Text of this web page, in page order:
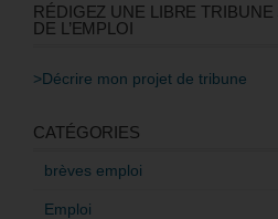
RÉDIGEZ UNE LIBRE
DE L’EMPLOI
>Décrire mon projet de tribune
CATÉGORIES
brèves emploi
Emploi